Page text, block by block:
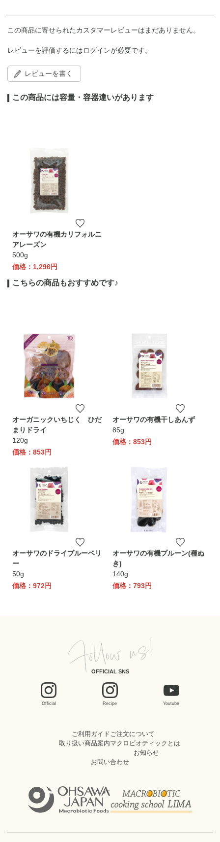
この商品に寄せられたカスタマーレビューはまだありません。
レビューを評価するにはログインが必要です。
レビューを書く
この商品には容量・容器違いがあります
オーサワの有機カリフォルニ
アレーズン
500g
価格：1,296円
こちらの商品もおすすめです♪
オーガニックいちじく ひだ
まりドライ
120g
価格：853円
オーサワの有機干しあんず
85g
価格：853円
オーサワのドライブルーベリ
ー
50g
価格：972円
オーサワの有機プルーン(種ぬ
き)
140g
価格：793円
OFFICIAL SNS
Official Recipe Youtube
ご利用ガイドご注文について
取り扱い商品案内マクロビオティックとは
お知らせ
お問い合わせ